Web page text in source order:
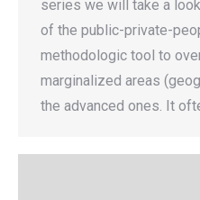
series we will take a
of the public-private-
methodologic tool to
marginalized areas
the advanced ones. It